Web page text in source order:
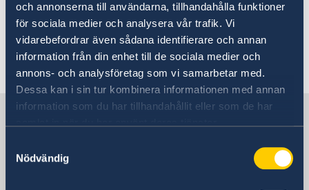
och annonserna till användarna, tillhandahålla funktioner
för sociala medier och analysera vår trafik. Vi
vidarebefordrar även sådana identifierare och annan
information från din enhet till de sociala medier och
annons- och analysföretag som vi samarbetar med.
Dessa kan i sin tur kombinera informationen med annan
information som du har tillhandahållit eller som de har
Nödvändig
contact the Ministry for Foreign Affairs
on +46 8 405 50 05.
Sweden in Ireland
Visiting address